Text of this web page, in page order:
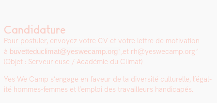
Candidature
Pour pos­tuler, envoyez votre CV et votre let­tre de moti­va­tion
à buvetteduclimat@yeswecamp.org ,et rh@yeswecamp.org
(Objet : Serveur·euse / Académie du Cli­mat)
Yes We Camp s’en­gage en faveur de la diver­sité cul­turelle, l’é­gal­
ité hommes-femmes et l’emploi des tra­vailleurs hand­i­capés.